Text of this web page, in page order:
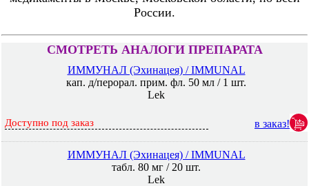
России.
СМОТРЕТЬ АНАЛОГИ ПРЕПАРАТА
ИММУНАЛ (Эхинацея) / IMMUNAL
кап. д/перорал. прим. фл. 50 мл / 1 шт.
Lek
Доступно под заказ в заказ!
ИММУНАЛ (Эхинацея) / IMMUNAL
табл. 80 мг / 20 шт.
Lek